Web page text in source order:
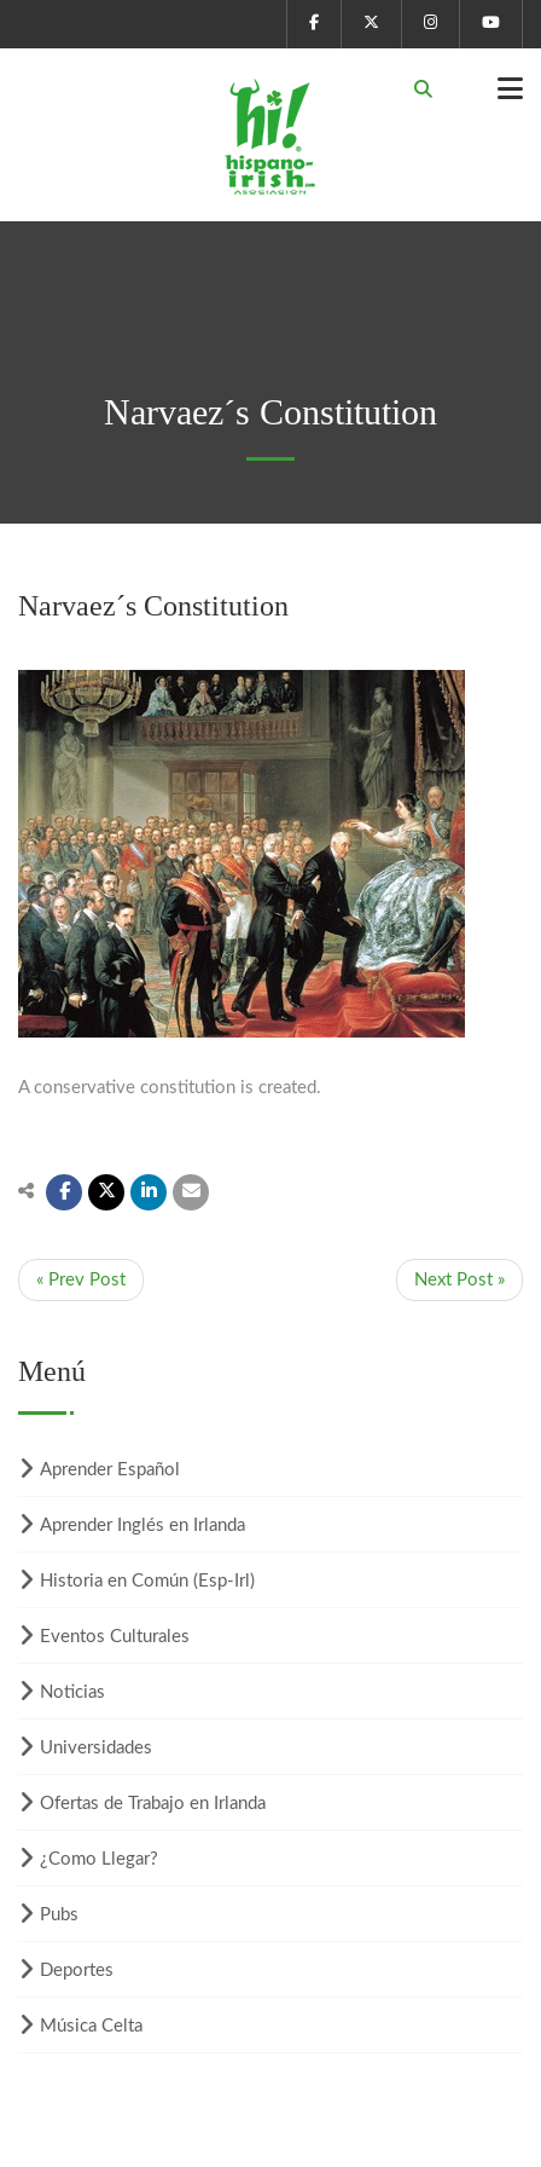
Narvaez´s Constitution
Narvaez´s Constitution
A conservative constitution is created.
« Prev Post Next Post »
Menú
Aprender Español
Aprender Inglés en Irlanda
Historia en Común (Esp-Irl)
Eventos Culturales
Noticias
Universidades
Ofertas de Trabajo en Irlanda
¿Como Llegar?
Pubs
Deportes
Música Celta